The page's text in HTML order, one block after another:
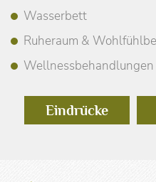
Wasserbett
Ruheraum &
Eindrücke